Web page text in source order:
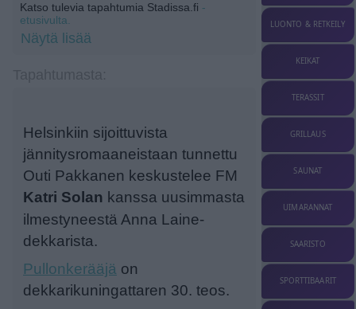
Katso tulevia tapahtumia Stadissa.fi -
etusivulta.
Näytä lisää
Helsinkiin sijoittuvista
jännitysromaaneistaan tunnettu
Outi Pakkanen keskustelee FM
Katri Solan kanssa uusimmasta
ilmestyneestä Anna Laine-
dekkarista.
Pullonkerääjä on
dekkarikuningattaren 30. teos.
LUONTO & RETKEILY
KEIKAT
TERASSIT
GRILLAUS
SAUNAT
UIMARANNAT
SAARISTO
SPORTTIBAARIT